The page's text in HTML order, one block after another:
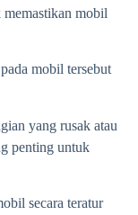
mobil
mobil tersebut
yang rusak atau
penting untuk
secara teratur